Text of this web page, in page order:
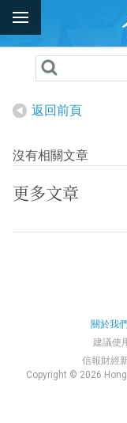
返回前頁
沒有相關文章
更多文章
關於我們
建議使
信報財經
Copyright © 2026